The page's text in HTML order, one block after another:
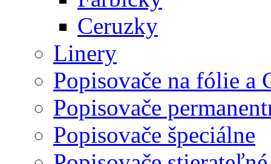
Ceruzky
Linery
Popisovače na fólie a
Popisovače
Popisovače špeciálne